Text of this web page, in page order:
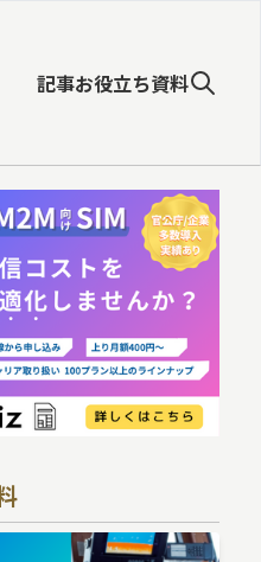
記事お役立ち資料